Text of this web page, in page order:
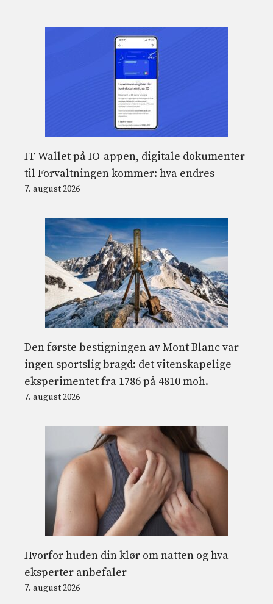
IT-Wallet på IO-appen, digitale dokumenter
til Forvaltningen kommer: hva endres
7. august 2026
Den første bestigningen av Mont Blanc var
ingen sportslig bragd: det vitenskapelige
eksperimentet fra 1786 på 4810 moh.
7. august 2026
Hvorfor huden din klør om natten og hva
eksperter anbefaler
7. august 2026